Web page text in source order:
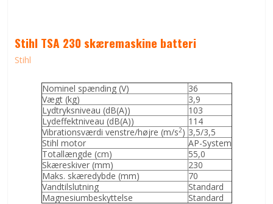
Stihl TSA 230 skæremaskine batteri
Stihl
Nominel spænding (V)
36
Vægt (kg)
3,9
Lydtryksniveau (dB(A))
103
Lydeffektniveau (dB(A))
114
Vibrationsværdi venstre/højre (m/s2) 3,5/3,5
Stihl motor
AP-System
Totallængde (cm)
55,0
Skæreskiver (mm)
230
Maks. skæredybde (mm)
70
Vandtilslutning
Standard
Magnesiumbeskyttelse
Standard